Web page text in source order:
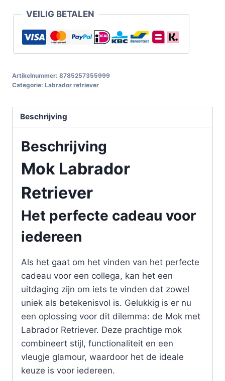
VEILIG BETALEN
Artikelnummer: 8785257355999
Categorie: Labrador retriever
Beschrijving
Beschrijving
Mok Labrador
Retriever
Het perfecte cadeau voor
iedereen
Als het gaat om het vinden van het perfecte
cadeau voor een collega, kan het een
uitdaging zijn om iets te vinden dat zowel
uniek als betekenisvol is. Gelukkig is er nu
een oplossing voor dit dilemma: de Mok met
Labrador Retriever. Deze prachtige mok
combineert stijl, functionaliteit en een
vleugje glamour, waardoor het de ideale
keuze is voor iedereen.